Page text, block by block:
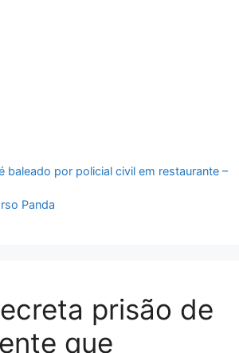
por policial civil em restaurante –
Panda
prisão de
que